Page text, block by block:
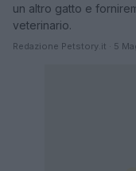
un altro gatto e
veterinario.
Redazione Petstory.it · 5